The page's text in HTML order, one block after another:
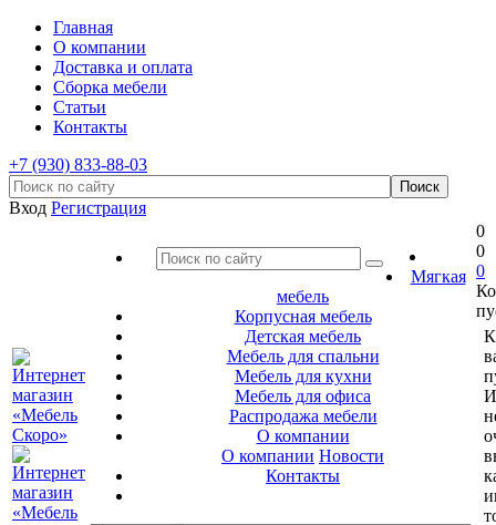
Главная
О компании
Доставка и оплата
Сборка мебели
Статьи
Контакты
+7 (930) 833-88-03
Вход Регистрация
Мягкая
мебель
Корпусная мебель
Детская мебель
Мебель для спальни
Мебель для кухни
Мебель для офиса
Распродажа мебели
О компании
О компании Новости
Контакты
0
0
0